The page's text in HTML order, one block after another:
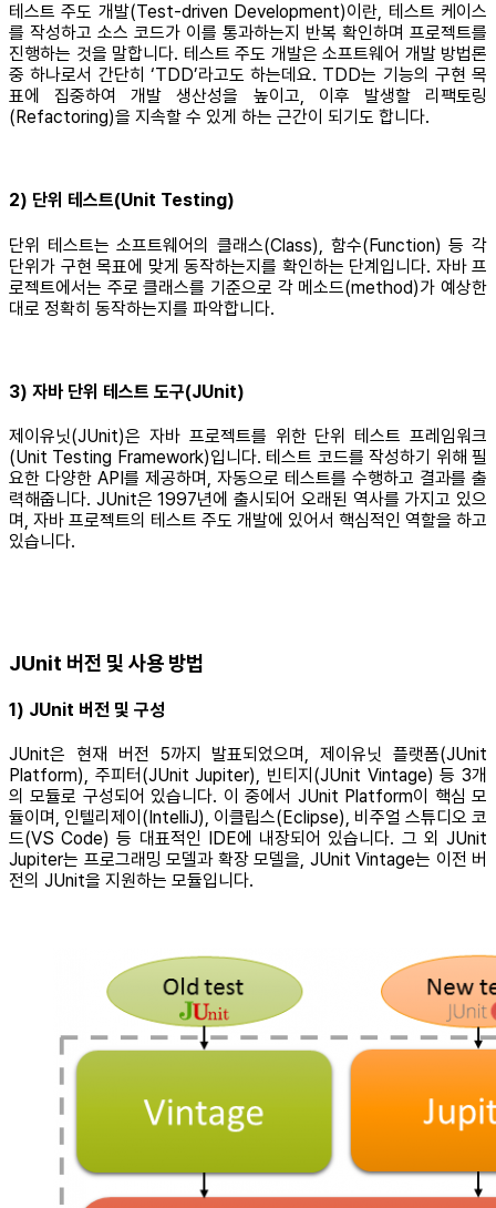
테스트 주도 개발(Test-driven Development)이란, 테스트 케이스
를 작성하고 소스 코드가 이를 통과하는지 반복 확인하며 프로젝트를
진행하는 것을 말합니다. 테스트 주도 개발은 소프트웨어 개발 방법론
중 하나로서 간단히 ‘TDD’라고도 하는데요. TDD는 기능의 구현 목
표에 집중하여 개발 생산성을 높이고, 이후 발생할 리팩토링
(Refactoring)을 지속할 수 있게 하는 근간이 되기도 합니다.
2) 단위 테스트(Unit Testing)
단위 테스트는 소프트웨어의 클래스(Class), 함수(Function) 등 각
단위가 구현 목표에 맞게 동작하는지를 확인하는 단계입니다. 자바 프
로젝트에서는 주로 클래스를 기준으로 각 메소드(method)가 예상한
대로 정확히 동작하는지를 파악합니다.
3) 자바 단위 테스트 도구(JUnit)
제이유닛(JUnit)은 자바 프로젝트를 위한 단위 테스트 프레임워크
(Unit Testing Framework)입니다. 테스트 코드를 작성하기 위해 필
요한 다양한 API를 제공하며, 자동으로 테스트를 수행하고 결과를 출
력해줍니다. JUnit은 1997년에 출시되어 오래된 역사를 가지고 있으
며, 자바 프로젝트의 테스트 주도 개발에 있어서 핵심적인 역할을 하고
있습니다.
JUnit 버전 및 사용 방법
1) JUnit 버전 및 구성
JUnit은 현재 버전 5까지 발표되었으며, 제이유닛 플랫폼(JUnit
Platform), 주피터(JUnit Jupiter), 빈티지(JUnit Vintage) 등 3개
의 모듈로 구성되어 있습니다. 이 중에서 JUnit Platform이 핵심 모
듈이며, 인텔리제이(IntelliJ), 이클립스(Eclipse), 비주얼 스튜디오 코
드(VS Code) 등 대표적인 IDE에 내장되어 있습니다. 그 외 JUnit
Jupiter는 프로그래밍 모델과 확장 모델을, JUnit Vintage는 이전 버
전의 JUnit을 지원하는 모듈입니다.